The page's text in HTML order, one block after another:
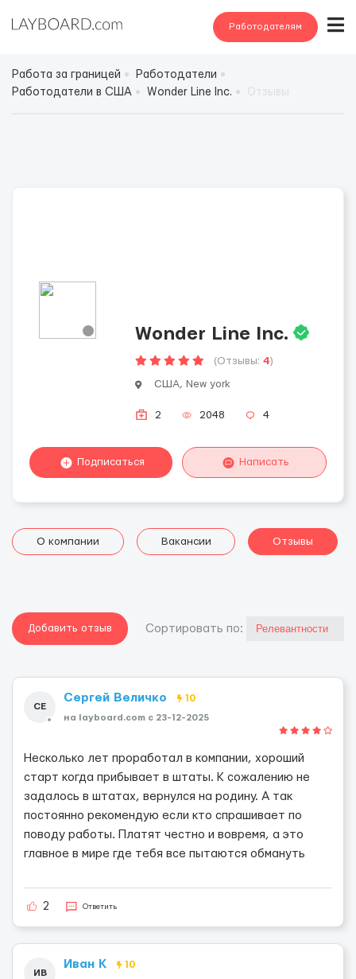
Работодателям
Работа за границей
Работодатели
Работодатели в США
Wonder Line Inc.
Wonder Line Inc.
(Отзывы: 4)
США, New york
2 2048 4
Подписаться Написать
О компании Вакансии Отзывы
Добавить отзыв Cортировать по:
СЕ
Сергей Величко 10
на layboard.com c 23-12-2025
Несколько лет проработал в компании, хороший
старт когда прибывает в штаты. К сожалению не
задалось в штатах, вернулся на родину. А так
постоянно рекомендую если кто спрашивает по
поводу работы. Платят честно и вовремя, а это
главное в мире где тебя все пытаются обмануть
2 Ответить
ИВ
Иван К 10